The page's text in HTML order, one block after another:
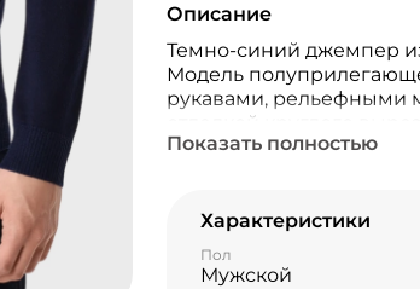
Описание
Темно-синий джемпер
Модель
рукавами, рельефными
отделкой круглого
бренда на плече.
Показать полностью
Характеристики
Пол
Мужской